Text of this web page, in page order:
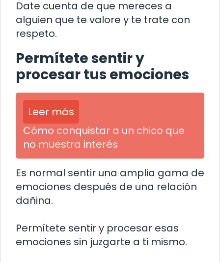
Date cuenta de que mereces a
alguien que te valore y te trate con
respeto.
Permítete sentir y
procesar tus emociones
Leer más
Cómo conquistar a un chico que
no muestra interés
Es normal sentir una amplia gama de
emociones después de una relación
dañina.
Permítete sentir y procesar esas
emociones sin juzgarte a ti mismo.